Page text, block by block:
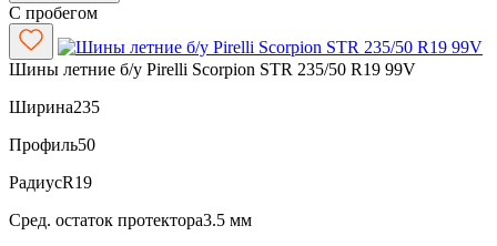
С пробегом
Шины летние б/у Pirelli Scorpion STR 235/50 R19 99V
Ширина235
Профиль50
РадиусR19
Сред. остаток протектора3.5 мм